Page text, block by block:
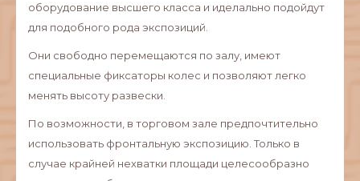
оборудование высшего класса и иделально подойдут
для подобного рода экспозиций.
Они свободно перемещаются по залу, имеют
специальные фиксаторы колес и позволяют легко
менять высоту развески.
По возможности, в торговом зале предпочтительно
использовать фронтальную экспозицию. Только в
случае крайней нехватки площади целесообразно